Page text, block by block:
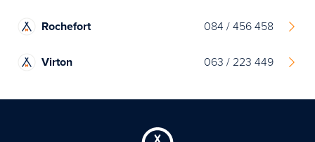
Rochefort 084 / 456 458
Virton 063 / 223 449